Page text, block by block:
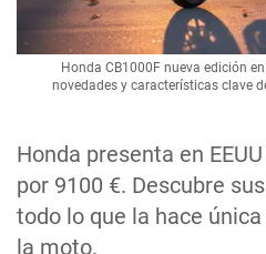
Honda presenta en
por 9100 €. Descubre
todo lo que la hace
la moto.
Honda CB1000F nueva edición
novedades y características clave